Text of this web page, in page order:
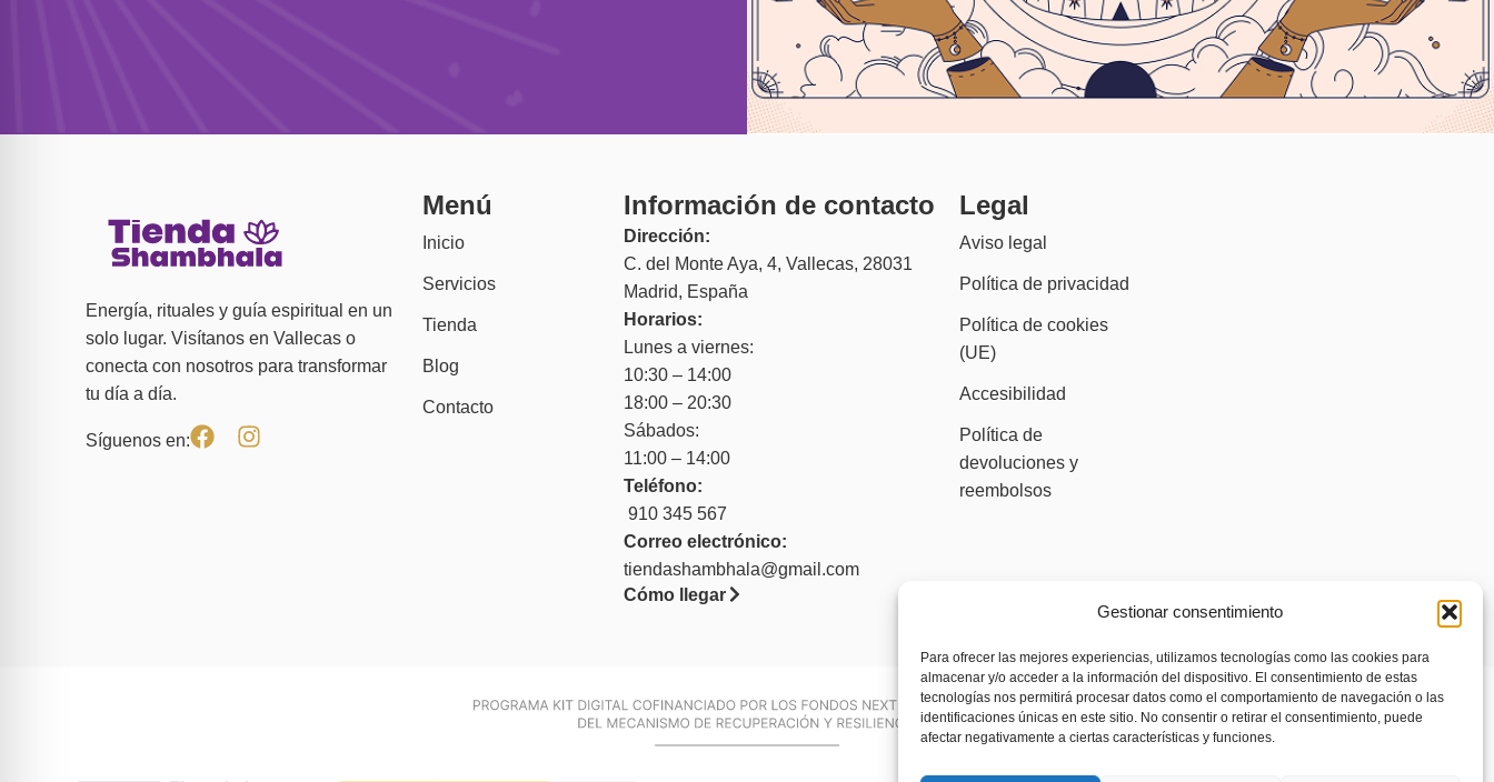
Gestionar consentimiento
Para ofrecer las mejores experiencias, utilizamos tecnologías como las cookies para
almacenar y/o acceder a la información del dispositivo. El consentimiento de estas
tecnologías nos permitirá procesar datos como el comportamiento de navegación o las
identificaciones únicas en este sitio. No consentir o retirar el consentimiento, puede
afectar negativamente a ciertas características y funciones.
Energía, rituales y guía espiritual en un
solo lugar. Visítanos en Vallecas o
conecta con nosotros para transformar
tu día a día.
Síguenos en:
Menú
Inicio
Servicios
Tienda
Blog
Contacto
Información de contacto
Dirección:
C. del Monte Aya, 4, Vallecas, 28031
Madrid, España
Horarios:
Lunes a viernes:
10:30 – 14:00
18:00 – 20:30
Sábados:
11:00 – 14:00
Teléfono:
910 345 567
Correo electrónico:
tiendashambhala@gmail.com
Cómo llegar
Legal
Aviso legal
Política de privacidad
Política de cookies
(UE)
Accesibilidad
Política de
devoluciones y
reembolsos